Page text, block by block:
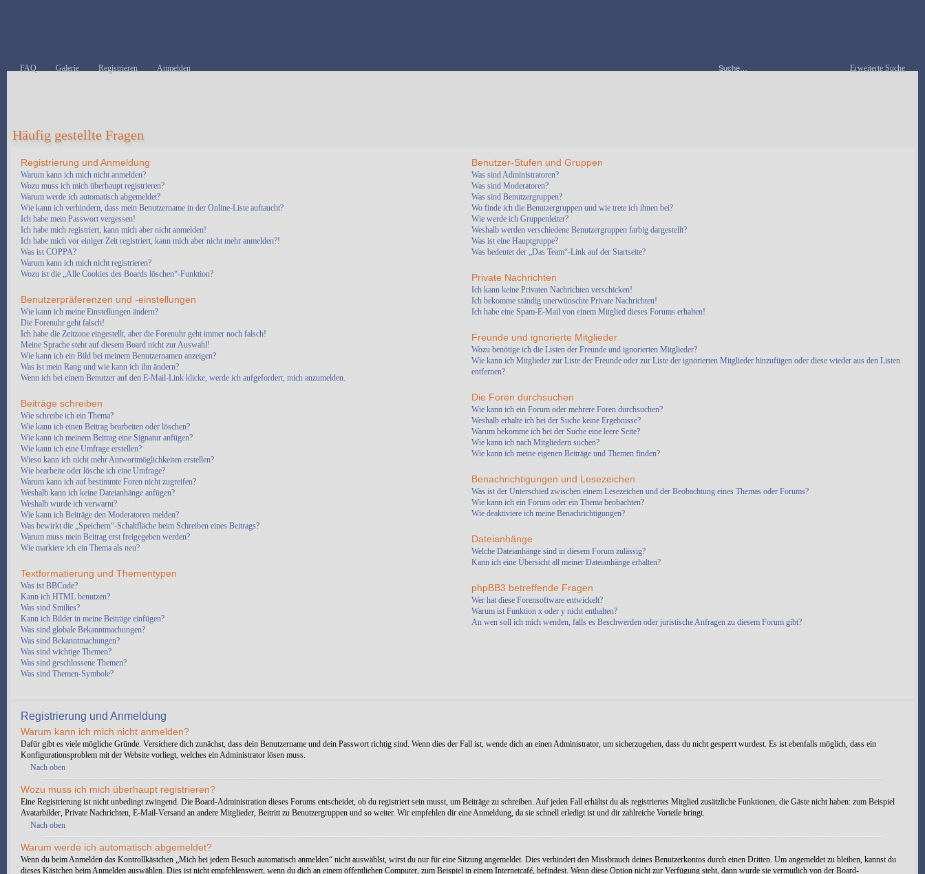
Erweiterte Suche
FAQ Galerie Registrieren Anmelden
Häufig gestellte Fragen
Registrierung und Anmeldung
Warum kann ich mich nicht anmelden?
Wozu muss ich mich überhaupt registrieren?
Warum werde ich automatisch abgemeldet?
Wie kann ich verhindern, dass mein Benutzername in der Online-Liste auftaucht?
Ich habe mein Passwort vergessen!
Ich habe mich registriert, kann mich aber nicht anmelden!
Ich habe mich vor einiger Zeit registriert, kann mich aber nicht mehr anmelden?!
Was ist COPPA?
Warum kann ich mich nicht registrieren?
Wozu ist die „Alle Cookies des Boards löschen“-Funktion?
Benutzerpräferenzen und -einstellungen
Wie kann ich meine Einstellungen ändern?
Die Forenuhr geht falsch!
Ich habe die Zeitzone eingestellt, aber die Forenuhr geht immer noch falsch!
Meine Sprache steht auf diesem Board nicht zur Auswahl!
Wie kann ich ein Bild bei meinem Benutzernamen anzeigen?
Was ist mein Rang und wie kann ich ihn ändern?
Wenn ich bei einem Benutzer auf den E-Mail-Link klicke, werde ich aufgefordert, mich anzumelden.
Beiträge schreiben
Wie schreibe ich ein Thema?
Wie kann ich einen Beitrag bearbeiten oder löschen?
Wie kann ich meinem Beitrag eine Signatur anfügen?
Wie kann ich eine Umfrage erstellen?
Wieso kann ich nicht mehr Antwortmöglichkeiten erstellen?
Wie bearbeite oder lösche ich eine Umfrage?
Warum kann ich auf bestimmte Foren nicht zugreifen?
Weshalb kann ich keine Dateianhänge anfügen?
Weshalb wurde ich verwarnt?
Wie kann ich Beiträge den Moderatoren melden?
Was bewirkt die „Speichern“-Schaltfläche beim Schreiben eines Beitrags?
Warum muss mein Beitrag erst freigegeben werden?
Wie markiere ich ein Thema als neu?
Textformatierung und Thementypen
Was ist BBCode?
Kann ich HTML benutzen?
Was sind Smilies?
Kann ich Bilder in meine Beiträge einfügen?
Was sind globale Bekanntmachungen?
Was sind Bekanntmachungen?
Was sind wichtige Themen?
Was sind geschlossene Themen?
Was sind Themen-Symbole?
Benutzer-Stufen und Gruppen
Was sind Administratoren?
Was sind Moderatoren?
Was sind Benutzergruppen?
Wo finde ich die Benutzergruppen und wie trete ich ihnen bei?
Wie werde ich Gruppenleiter?
Weshalb werden verschiedene Benutzergruppen farbig dargestellt?
Was ist eine Hauptgruppe?
Was bedeutet der „Das Team“-Link auf der Startseite?
Private Nachrichten
Ich kann keine Privaten Nachrichten verschicken!
Ich bekomme ständig unerwünschte Private Nachrichten!
Ich habe eine Spam-E-Mail von einem Mitglied dieses Forums erhalten!
Freunde und ignorierte Mitglieder
Wozu benötige ich die Listen der Freunde und ignorierten Mitglieder?
Wie kann ich Mitglieder zur Liste der Freunde oder zur Liste der ignorierten Mitglieder hinzufügen oder diese wieder aus den Listen
entfernen?
Die Foren durchsuchen
Wie kann ich ein Forum oder mehrere Foren durchsuchen?
Weshalb erhalte ich bei der Suche keine Ergebnisse?
Warum bekomme ich bei der Suche eine leere Seite?
Wie kann ich nach Mitgliedern suchen?
Wie kann ich meine eigenen Beiträge und Themen finden?
Benachrichtigungen und Lesezeichen
Was ist der Unterschied zwischen einem Lesezeichen und der Beobachtung eines Themas oder Forums?
Wie kann ich ein Forum oder ein Thema beobachten?
Wie deaktiviere ich meine Benachrichtigungen?
Dateianhänge
Welche Dateianhänge sind in diesem Forum zulässig?
Kann ich eine Übersicht all meiner Dateianhänge erhalten?
phpBB3 betreffende Fragen
Wer hat diese Forensoftware entwickelt?
Warum ist Funktion x oder y nicht enthalten?
An wen soll ich mich wenden, falls es Beschwerden oder juristische Anfragen zu diesem Forum gibt?
Registrierung und Anmeldung
Warum kann ich mich nicht anmelden?
Dafür gibt es viele mögliche Gründe. Versichere dich zunächst, dass dein Benutzername und dein Passwort richtig sind. Wenn dies der Fall ist, wende dich an einen Administrator, um sicherzugehen, dass du nicht gesperrt wurdest. Es ist ebenfalls möglich, dass ein
Konfigurationsproblem mit der Website vorliegt, welches ein Administrator lösen muss.
Nach oben
Wozu muss ich mich überhaupt registrieren?
Eine Registrierung ist nicht unbedingt zwingend. Die Board-Administration dieses Forums entscheidet, ob du registriert sein musst, um Beiträge zu schreiben. Auf jeden Fall erhältst du als registriertes Mitglied zusätzliche Funktionen, die Gäste nicht haben: zum Beispiel
Avatarbilder, Private Nachrichten, E-Mail-Versand an andere Mitglieder, Beitritt zu Benutzergruppen und so weiter. Wir empfehlen dir eine Anmeldung, da sie schnell erledigt ist und dir zahlreiche Vorteile bringt.
Nach oben
Warum werde ich automatisch abgemeldet?
Wenn du beim Anmelden das Kontrollkästchen „Mich bei jedem Besuch automatisch anmelden“ nicht auswählst, wirst du nur für eine Sitzung angemeldet. Dies verhindert den Missbrauch deines Benutzerkontos durch einen Dritten. Um angemeldet zu bleiben, kannst du
dieses Kästchen beim Anmelden auswählen. Dies ist nicht empfehlenswert, wenn du dich an einem öffentlichen Computer, zum Beispiel in einem Internetcafé, befindest. Wenn diese Option nicht zur Verfügung steht, dann wurde sie vermutlich von der Board-